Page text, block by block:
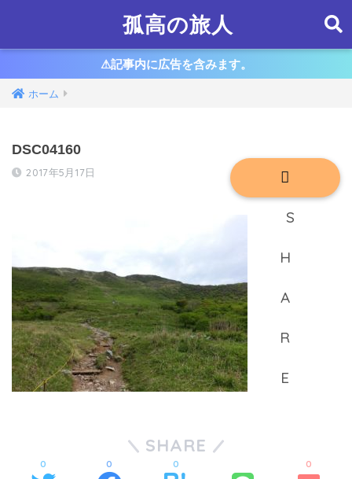
孤高の旅人
⚠︎記事内に広告を含みます。
ホーム
DSC04160
2017年5月17日
SHARE
0 0 0 0